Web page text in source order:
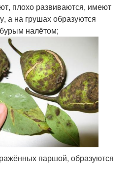
плохо развиваются, имеют
а на грушах образуются
налётом;
паршой, образуются